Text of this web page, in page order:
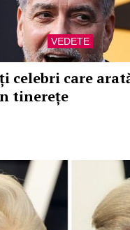
VEDETE
celebri care
tinerețe